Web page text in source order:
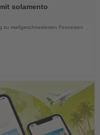
solamento
zu maßgeschneiderten Fernreisen